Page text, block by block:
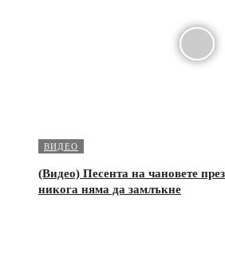
ВИДЕО
(Видео) Песента на чановете
никога няма да замлъкне